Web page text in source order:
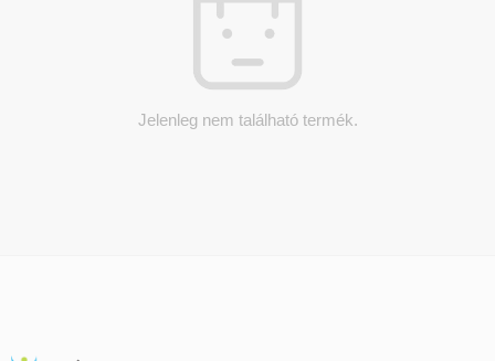
Jelenleg nem található termék.